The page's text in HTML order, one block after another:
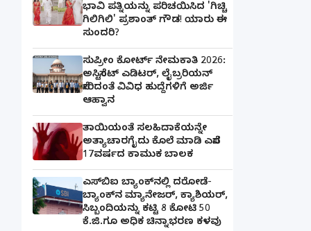
ಭಾವಿ ಪತ್ನಿಯನ್ನು ಪರಿಚಯಿಸಿದ 'ಗಿಚ್ಚಿ
ಗಿಲಿಗಿಲಿ' ಪ್ರಶಾಂತ್ ಗೌಡ! ಯಾರು ಈ
ಸುಂದರಿ?
ಸುಪ್ರೀಂ ಕೋರ್ಟ್ ನೇಮಕಾತಿ 2026:
ಅಸಿಸ್ಟೆಂಟ್ ಎಡಿಟರ್, ಲೈಬ್ರರಿಯನ್
ಸೇರಿದಂತೆ ವಿವಿಧ ಹುದ್ದೆಗಳಿಗೆ ಅರ್ಜಿ
ಆಹ್ವಾನ
ತಾಯಿಯಂತೆ ಸಲಹಿದಾಕೆಯನ್ನೇ
ಅತ್ಯಾಚಾರಗೈದು ಕೊಲೆ ಮಾಡಿ ಎಸೆದ
17ವರ್ಷದ ಕಾಮುಕ ಬಾಲಕ
ಎಸ್‌ಬಿಐ ಬ್ಯಾಂಕ್‌ನಲ್ಲಿ‌ ದರೋಡೆ-
ಬ್ಯಾಂಕ್​ನ ಮ್ಯಾನೇಜರ್‌, ಕ್ಯಾಶಿಯರ್‌,
ಸಿಬ್ಬಂದಿಯನ್ನು ಕಟ್ಟಿ 8 ಕೋಟಿ 50
ಕೆ.ಜಿ.ಗೂ ಅಧಿಕ ಚಿನ್ನಾಭರಣ ಕಳವು